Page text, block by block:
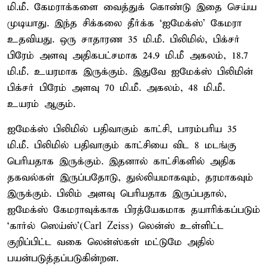
மி.மீ. கேமராக்களை வைத்துக் கொண்டு இதை செய்ய
முடியாது. இந்த சிக்கலை தீர்க்க ‘ஐமேக்ஸ்’ கேமரா
உதவியது. ஒரு சாதாரண 35 மி.மீ. பிலிமில், பிக்சர்
பிரேம் அளவு அதிகபட்சமாக 24.9 மி.மீ அகலம், 18.7
மி.மீ. உயரமாக இருக்கும். இதுவே ஐமேக்ஸ் பிலிமின்
பிக்சர் பிரேம் அளவு 70 மி.மீ. அகலம், 48 மி.மீ.
உயரம் ஆகும்.
ஐமேக்ஸ் பிலிமில் பதிவாகும் காட்சி, பாரம்பரிய 35
மி.மீ. பிலிமில் பதிவாகும் காட்சியை விட 8 மடங்கு
பெரியதாக இருக்கும். இதனால் காட்சிகளில் அதிக
தகவல்கள் இருப்பதோடு, துல்லியமாகவும், தரமாகவும்
இருக்கும். பிலிம் அளவு பெரியதாக இருப்பதால்,
ஐமேக்ஸ் கேமராவுக்காக பிரத்யேகமாக தயாரிக்கப்படும்
‘கார்ல் ஸெய்ஸ்’(Carl Zeiss) லென்ஸ் உள்ளிட்ட
குறிப்பிட்ட வகை லென்ஸ்கள் மட்டுமே அதில்
பயன்படுத்தப்படுகின்றன.